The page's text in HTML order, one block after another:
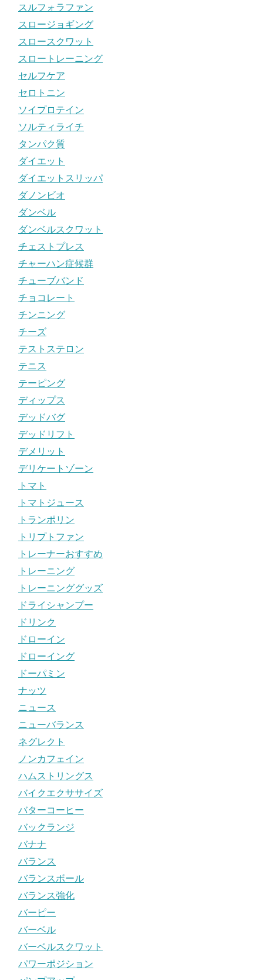
スルフォラファン
スロージョギング
スロースクワット
スロートレーニング
セルフケア
セロトニン
ソイプロテイン
ソルティライチ
タンパク質
ダイエット
ダイエットスリッパ
ダノンビオ
ダンベル
ダンベルスクワット
チェストプレス
チャーハン症候群
チューブバンド
チョコレート
チンニング
チーズ
テストステロン
テニス
テーピング
ディップス
デッドバグ
デッドリフト
デメリット
デリケートゾーン
トマト
トマトジュース
トランポリン
トリプトファン
トレーナーおすすめ
トレーニング
トレーニンググッズ
ドライシャンプー
ドリンク
ドローイン
ドローイング
ドーパミン
ナッツ
ニュース
ニューバランス
ネグレクト
ノンカフェイン
ハムストリングス
バイクエクササイズ
バターコーヒー
バックランジ
バナナ
バランス
バランスボール
バランス強化
バーピー
バーベル
バーベルスクワット
パワーポジション